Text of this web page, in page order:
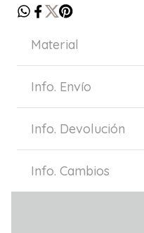
Material
Info. Envío
Info. Devolución
Info. Cambios